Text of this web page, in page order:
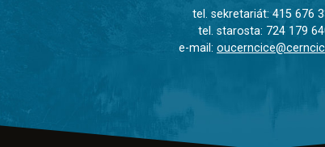
tel. sekretariát: 415 676
tel. starosta: 724 179
e-mail: